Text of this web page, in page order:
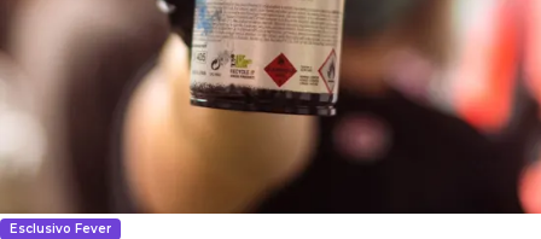
Esclusivo Fever